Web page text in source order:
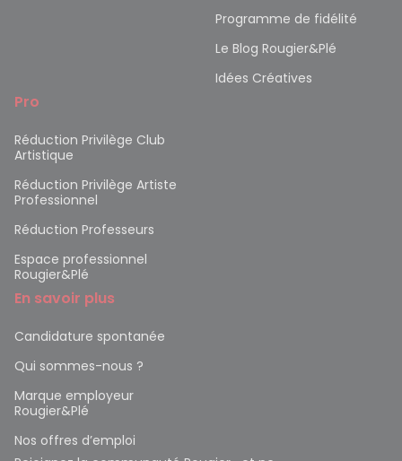
Programme de fidélité
Le Blog Rougier&Plé
Idées Créatives
Pro
Réduction Privilège Club
Artistique
Réduction Privilège Artiste
Professionnel
Réduction Professeurs
Espace professionnel
Rougier&Plé
En savoir plus
Candidature spontanée
Qui sommes-nous ?
Marque employeur
Rougier&Plé
Nos offres d’emploi